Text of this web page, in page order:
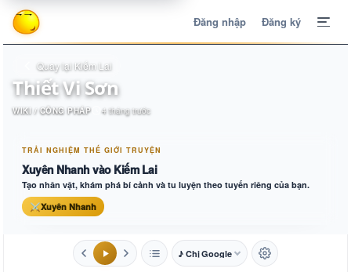
Đăng nhập Đăng ký
Quay lại Kiếm Lai
Thiết Vi Sơn
WIKI / CÔNG PHÁP 4 tháng trước
TRẢI NGHIỆM THẾ GIỚI TRUYỆN
Xuyên Nhanh vào Kiếm Lai
Tạo nhân vật, khám phá bí cảnh và tu luyện theo tuyến riêng của bạn.
⚔Xuyên Nhanh
♪ Chị Google